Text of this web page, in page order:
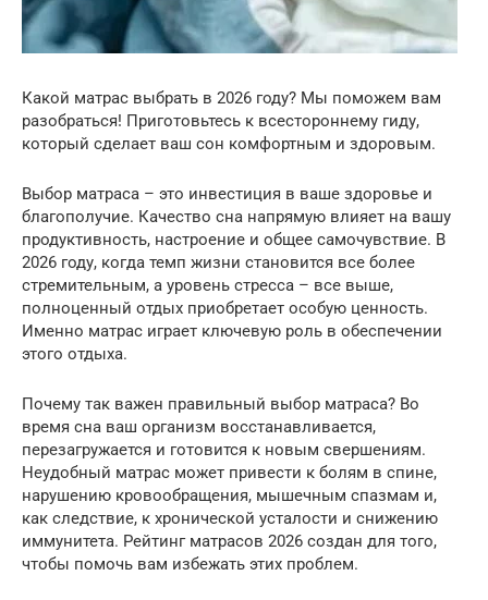
Какой матрас выбрать в 2026 году? Мы поможем вам
разобраться! Приготовьтесь к всестороннему гиду,
который сделает ваш сон комфортным и здоровым.
Выбор матраса – это инвестиция в ваше здоровье и
благополучие. Качество сна напрямую влияет на вашу
продуктивность, настроение и общее самочувствие. В
2026 году, когда темп жизни становится все более
стремительным, а уровень стресса – все выше,
полноценный отдых приобретает особую ценность.
Именно матрас играет ключевую роль в обеспечении
этого отдыха.
Почему так важен правильный выбор матраса? Во
время сна ваш организм восстанавливается,
перезагружается и готовится к новым свершениям.
Неудобный матрас может привести к болям в спине,
нарушению кровообращения, мышечным спазмам и,
как следствие, к хронической усталости и снижению
иммунитета. Рейтинг матрасов 2026 создан для того,
чтобы помочь вам избежать этих проблем.